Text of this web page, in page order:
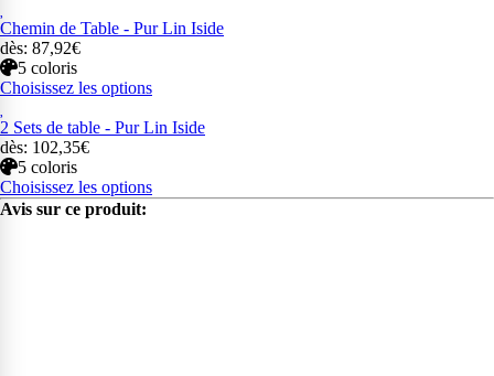
Chemin de Table - Pur Lin Iside
dès: 87,92€
5 coloris
Choisissez les options
2 Sets de table - Pur Lin Iside
dès: 102,35€
5 coloris
Choisissez les options
Avis sur ce produit: